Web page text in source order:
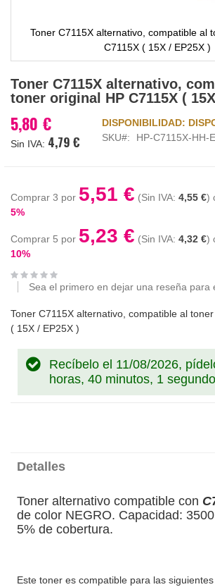
Toner C7115X alternativo, compatible al
C7115X ( 15X / EP25X )
al
comienzo
la
galería
Toner C7115X alternativo,
toner original HP C7115X (
5,80 €
4,79 €
DISPONIBILIDAD:
SKU
HP-C7115X-HH-
Comprar 3 por 5,51 € 4,55 €
5%
Comprar 5 por 5,23 € 4,32 €
10%
Sea el primero en dejar una reseña para
Toner C7115X alternativo, compatible al
( 15X / EP25X )
Recíbelo el 11/08/2026,
horas, 40 minutos, 1 segundo
Detalles
Toner alternativo compatible con
de color NEGRO. Capacidad:
5% de cobertura.
Este toner es compatible para las